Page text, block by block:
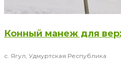
Конный манеж для
с. Ягул, Удмуртская Республика